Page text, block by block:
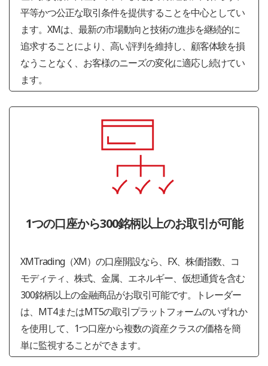
平等かつ公正な取引条件を提供することを中心としてい
ます。XMは、最新の市場動向と技術の進歩を継続的に
追求することにより、高い評判を維持し、顧客体験を損
なうことなく、お客様のニーズの変化に適応し続けてい
ます。
1つの口座から300銘柄以上のお取引が可能
XMTrading（XM）の口座開設なら、FX、株価指数、コ
モディティ、株式、金属、エネルギー、仮想通貨を含む
300銘柄以上の金融商品がお取引可能です。トレーダー
は、MT4またはMT5の取引プラットフォームのいずれか
を使用して、1つ口座から複数の資産クラスの価格を簡
単に監視することができます。